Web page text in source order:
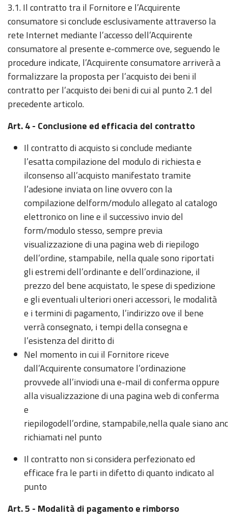
3.1. Il contratto tra il Fornitore e l’Acquirente
consumatore si conclude esclusivamente attraverso la
rete Internet mediante l’accesso dell’Acquirente
consumatore al presente e-commerce ove, seguendo le
procedure indicate, l’Acquirente consumatore arriverà a
formalizzare la proposta per l’acquisto dei beni il
contratto per l’acquisto dei beni di cui al punto 2.1 del
precedente articolo.
Art. 4 - Conclusione ed efficacia del contratto
Il contratto di acquisto si conclude mediante
l’esatta compilazione del modulo di richiesta e
ilconsenso all’acquisto manifestato tramite
l’adesione inviata on line ovvero con la
compilazione delform/modulo allegato al catalogo
elettronico on line e il successivo invio del
form/modulo stesso, sempre previa
visualizzazione di una pagina web di riepilogo
dell’ordine, stampabile, nella quale sono riportati
gli estremi dell’ordinante e dell’ordinazione, il
prezzo del bene acquistato, le spese di spedizione
e gli eventuali ulteriori oneri accessori, le modalità
e i termini di pagamento, l’indirizzo ove il bene
verrà consegnato, i tempi della consegna e
l’esistenza del diritto di
Nel momento in cui il Fornitore riceve
dall’Acquirente consumatore l’ordinazione
provvede all’inviodi una e-mail di conferma oppure
alla visualizzazione di una pagina web di conferma
e
riepilogodell’ordine, stampabile,nella quale siano
richiamati nel punto
Il contratto non si considera perfezionato ed
efficace fra le parti in difetto di quanto indicato al
punto
Art. 5 - Modalità di pagamento e rimborso